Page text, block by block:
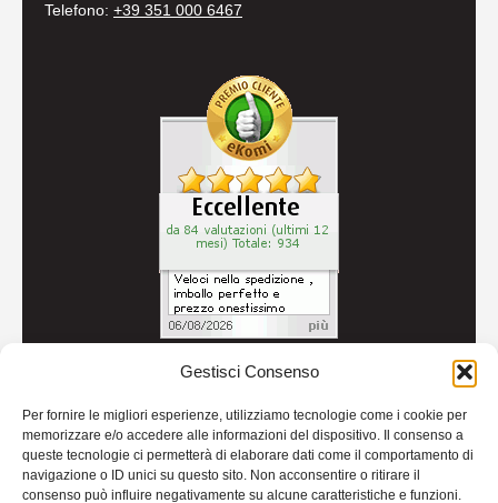
Gestisci Consenso
Per fornire le migliori esperienze, utilizziamo tecnologie come i cookie per
memorizzare e/o accedere alle informazioni del dispositivo. Il consenso a
queste tecnologie ci permetterà di elaborare dati come il comportamento di
navigazione o ID unici su questo sito. Non acconsentire o ritirare il
consenso può influire negativamente su alcune caratteristiche e funzioni.
Telefono: +39 351 000 6467
Credits